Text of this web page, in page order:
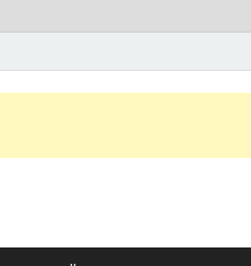
сьогодні